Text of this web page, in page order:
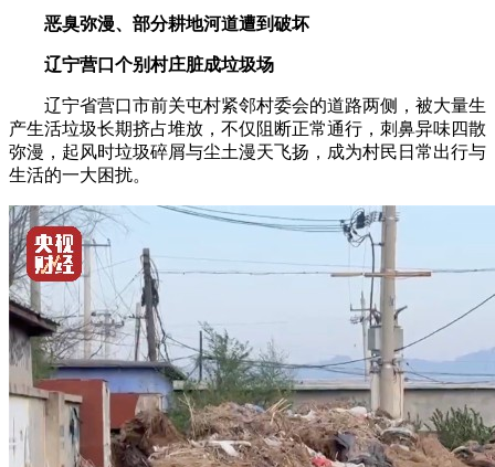
恶臭弥漫、部分耕地河道遭到破坏
辽宁营口个别村庄脏成垃圾场
辽宁省营口市前关屯村紧邻村委会的道路两侧，被大量生
产生活垃圾长期挤占堆放，不仅阻断正常通行，刺鼻异味四散
弥漫，起风时垃圾碎屑与尘土漫天飞扬，成为村民日常出行与
生活的一大困扰。